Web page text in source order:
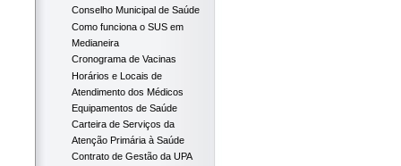
Conselho Municipal de Saúde
Como funciona o SUS em
Medianeira
Cronograma de Vacinas
Horários e Locais de
Atendimento dos Médicos
Equipamentos de Saúde
Carteira de Serviços da
Atenção Primária à Saúde
Contrato de Gestão da UPA